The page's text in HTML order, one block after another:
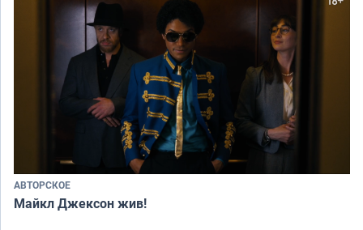
АВТОРСКОЕ
Майкл Джексон жив!